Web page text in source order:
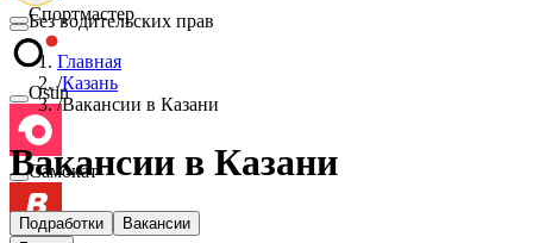
Спортмастер
Ostin
Самокат
Без водительских прав
Главная
/Казань
/Вакансии в Казани
Вакансии в Казани
Подработки
Вакансии